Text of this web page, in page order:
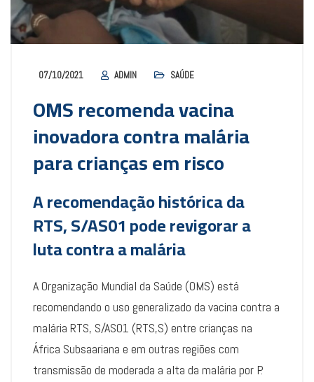
07/10/2021 ADMIN SAÚDE
OMS recomenda vacina
inovadora contra malária
para crianças em risco
A recomendação histórica da
RTS, S/AS01 pode revigorar a
luta contra a malária
A Organização Mundial da Saúde (OMS) está
recomendando o uso generalizado da vacina contra a
malária RTS, S/AS01 (RTS,S) entre crianças na
África Subsaariana e em outras regiões com
transmissão de moderada a alta da malária por P.